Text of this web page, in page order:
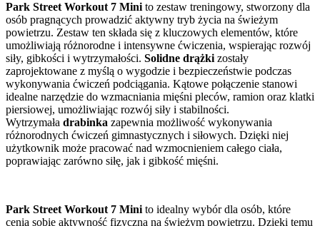
Park Street Workout 7 Mini to zestaw treningowy, stworzony dla
osób pragnących prowadzić aktywny tryb życia na świeżym
powietrzu. Zestaw ten składa się z kluczowych elementów, które
umożliwiają różnorodne i intensywne ćwiczenia, wspierając rozwój
siły, gibkości i wytrzymałości. Solidne drążki zostały
zaprojektowane z myślą o wygodzie i bezpieczeństwie podczas
wykonywania ćwiczeń podciągania. Kątowe połączenie stanowi
idealne narzędzie do wzmacniania mięśni pleców, ramion oraz klatki
piersiowej, umożliwiając rozwój siły i stabilności.
Wytrzymała drabinka zapewnia możliwość wykonywania
różnorodnych ćwiczeń gimnastycznych i siłowych. Dzięki niej
użytkownik może pracować nad wzmocnieniem całego ciała,
poprawiając zarówno siłę, jak i gibkość mięśni.
Park Street Workout 7 Mini to idealny wybór dla osób, które
cenią sobie aktywność fizyczną na świeżym powietrzu. Dzięki temu